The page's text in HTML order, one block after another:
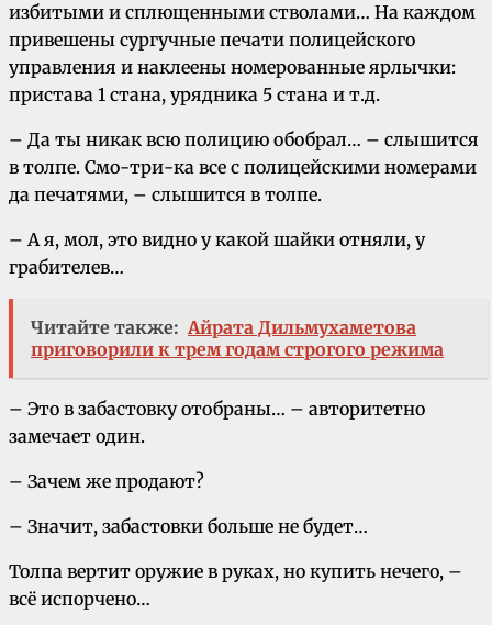
избитыми и сплющенными стволами… На каждом
привешены сургучные печати полицейского
управления и наклеены номерованные ярлычки:
пристава 1 стана, урядника 5 стана и т.д.
– Да ты никак всю полицию обобрал… – слышится
в толпе. Cмo-тpи-ка все с полицейскими номерами
да печатями, – слышится в толпе.
– А я, мол, это видно у какой шайки отняли, у
грабителев…
Читайте также: Айрата Дильмухаметова
приговорили к трем годам строгого режима
– Это в забастовку отобраны… – авторитетно
замечает один.
– Зачем же продают?
– Значит, забастовки больше не будет…
Толпа вертит оружие в руках, но купить нечего, –
всё испopчено…